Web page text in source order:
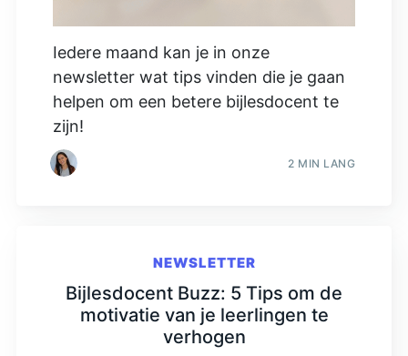
Iedere maand kan je in onze
newsletter wat tips vinden die je gaan
helpen om een betere bijlesdocent te
zijn!
2 MIN LANG
NEWSLETTER
Bijlesdocent Buzz: 5 Tips om de
motivatie van je leerlingen te
verhogen